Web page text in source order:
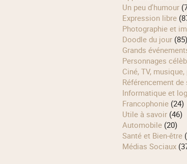
Un peu d'humour
Expression libre
Photographie et
Doodle du jour(85)
Grands
Personnages
Ciné, TV,
Référencement
Informatique et
Francophonie(24)
Utile à savoir(46)
Automobile(20)
Santé et Bien-être
Médias Sociaux